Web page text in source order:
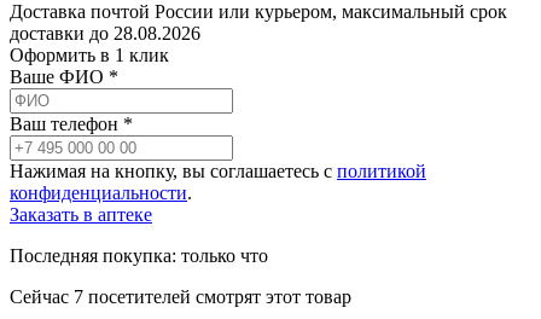
Доставка почтой России или курьером, максимальный срок
доставки до 28.08.2026
Оформить в 1 клик
Ваше ФИО *
Ваш телефон *
Нажимая на кнопку, вы соглашаетесь с политикой
конфиденциальности.
Заказать в аптеке
Последняя покупка: только что
Сейчас 7 посетителей смотрят этот товар